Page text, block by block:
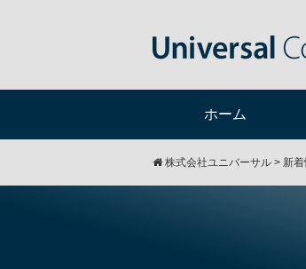
ホーム
株式会社ユニバーサル > 新